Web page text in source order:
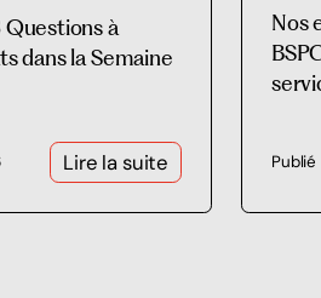
à
dans la Semaine
Lire la suite
Nos